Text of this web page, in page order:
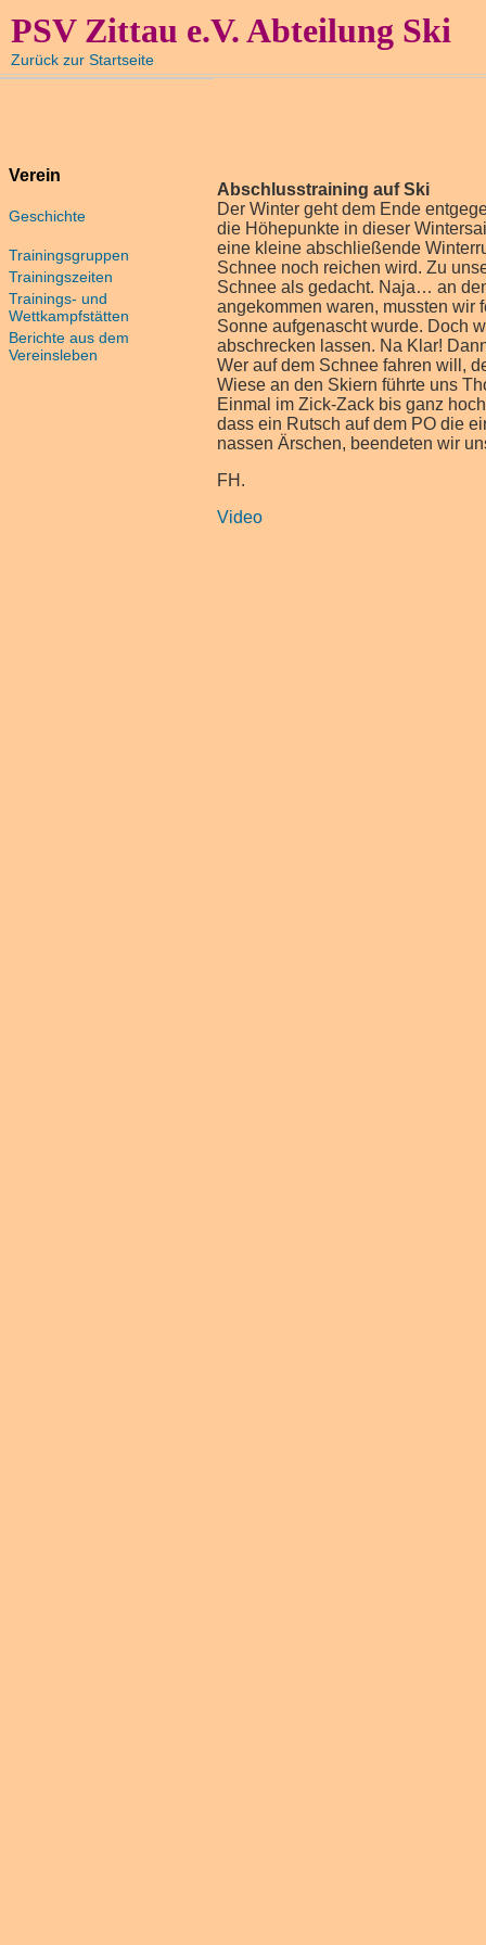
Abschlusstraining auf Ski
Der Winter geht dem Ende
die Höhepunkte in dieser
eine kleine abschließende
Schnee noch reichen wird. Zu
Schnee als gedacht. Naja… an
angekommen waren, mussten wir
Sonne aufgenascht wurde. Doch
abschrecken lassen. Na Klar!
Wer auf dem Schnee fahren will,
Wiese an den Skiern führte uns
Einmal im Zick-Zack bis ganz
dass ein Rutsch auf dem PO die
nassen Ärschen, beendeten wir
FH.
Video
PSV Zittau e.V. Abteilung Ski
Zurück zur Startseite
Verein
Geschichte
Trainingsgruppen
Trainingszeiten
Trainings- und
Wettkampfstätten
Berichte aus dem
Vereinsleben